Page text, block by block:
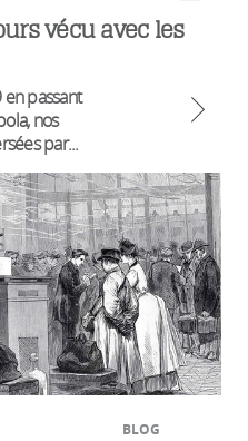
vécu avec les
passant
nos
par...
BLOG